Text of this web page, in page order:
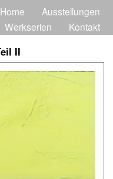
Home
Ausstellungen
Werkserien
Kontakt
II